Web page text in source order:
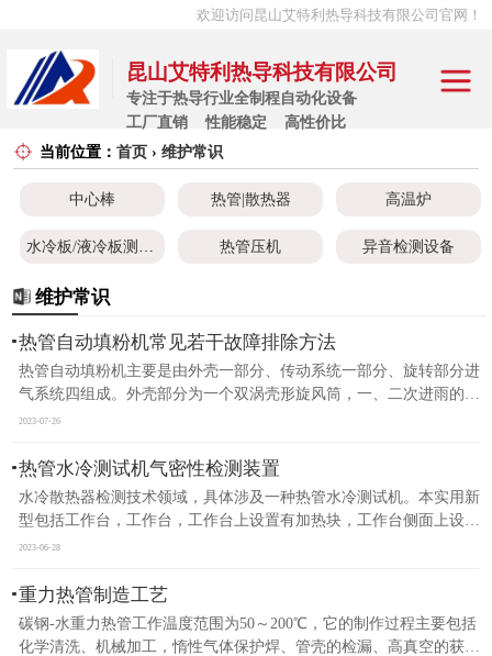
欢迎访问昆山艾特利热导科技有限公司官网！
昆山艾特利热导科技有限公司
专注于热导行业全制程自动化设备
工厂直销 性能稳定 高性价比
当前位置： 首页 › 维护常识
中心棒 热管|散热器 高温炉
热管压机 异音检测设备
注液除水设备
焊接机系列 缩管机系列
除气机系列 超导热管
维护常识
热管自动填粉机常见若干故障排除方法
热管自动填粉机主要是由外壳一部分、传动系统一部分、旋转部分进
气系统四组成。外壳部分为一个双涡壳形旋风筒，一、二次进雨的进
气口互成180°径向设置在筒节两边，好几个下料口对称性地安装于筒
2023-07-26
热管水冷测试机气密性检测装置
水冷散热器检测技术领域，具体涉及一种热管水冷测试机。本实用新
型包括工作台，工作台，工作台上设置有加热块，工作台侧面上设置
有与加热块连接的快速接头，工作台上设置有热电偶，工作台一侧设
2023-06-28
重力热管制造工艺
碳钢-水重力热管工作温度范围为50～200℃，它的制作过程主要包括
化学清洗、机械加工，惰性气体保护焊、管壳的检漏、高真空的获
中心棒
热管|散热器
水冷板/液冷板测
试设备
热管压机
异音检测设备
注液除水设备
热管设备
性能测试机
焊接机系列